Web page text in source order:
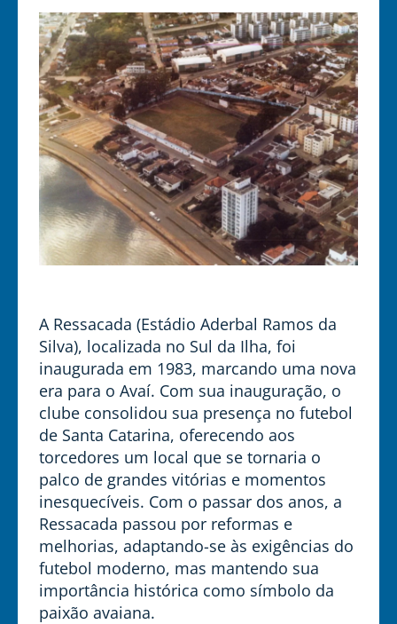
A Ressacada (Estádio Aderbal Ramos da
Silva), localizada no Sul da Ilha, foi
inaugurada em 1983, marcando uma nova
era para o Avaí. Com sua inauguração, o
clube consolidou sua presença no futebol
de Santa Catarina, oferecendo aos
torcedores um local que se tornaria o
palco de grandes vitórias e momentos
inesquecíveis. Com o passar dos anos, a
Ressacada passou por reformas e
melhorias, adaptando-se às exigências do
futebol moderno, mas mantendo sua
importância histórica como símbolo da
paixão avaiana.